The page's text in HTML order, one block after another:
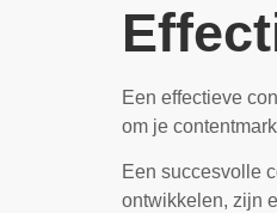
Een effectieve
om je
Een succesvolle
ontwikkelen, zijn